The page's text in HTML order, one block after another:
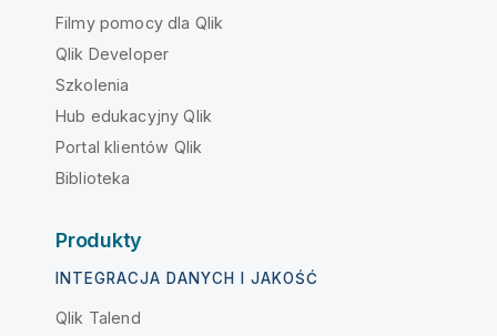
Filmy pomocy dla Qlik
Qlik Developer
Szkolenia
Hub edukacyjny Qlik
Portal klientów Qlik
Biblioteka
Produkty
INTEGRACJA DANYCH I JAKOŚĆ
Qlik Talend